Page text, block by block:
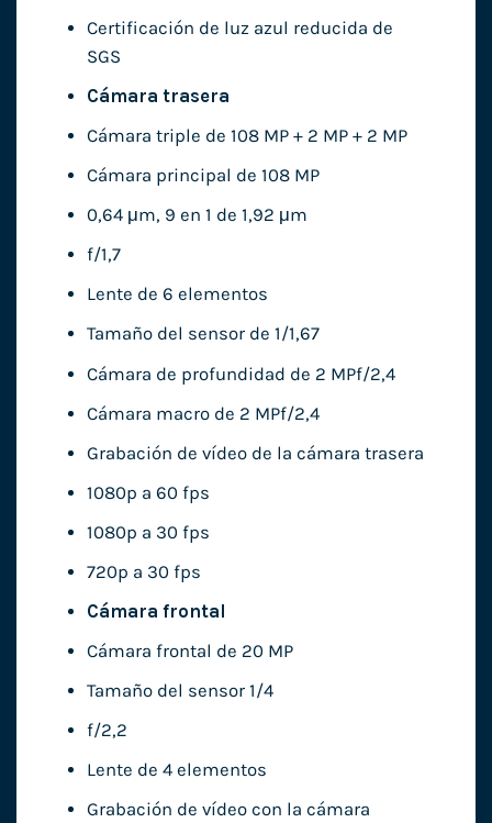
Certificación de luz azul reducida de
SGS
Cámara trasera
Cámara triple de 108 MP + 2 MP + 2 MP
Cámara principal de 108 MP
0,64 μm, 9 en 1 de 1,92 μm
f/1,7
Lente de 6 elementos
Tamaño del sensor de 1/1,67
Cámara de profundidad de 2 MPf/2,4
Cámara macro de 2 MPf/2,4
Grabación de vídeo de la cámara trasera
1080p a 60 fps
1080p a 30 fps
720p a 30 fps
Cámara frontal
Cámara frontal de 20 MP
Tamaño del sensor 1/4
f/2,2
Lente de 4 elementos
Grabación de vídeo con la cámara